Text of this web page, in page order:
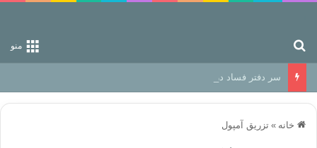
منو
سر دفتر فساد در زمین‌، دوری وکناره‌گیری از راه خداست‌!
خانه » تزریق آمپول